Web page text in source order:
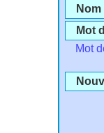
Mot
Mot